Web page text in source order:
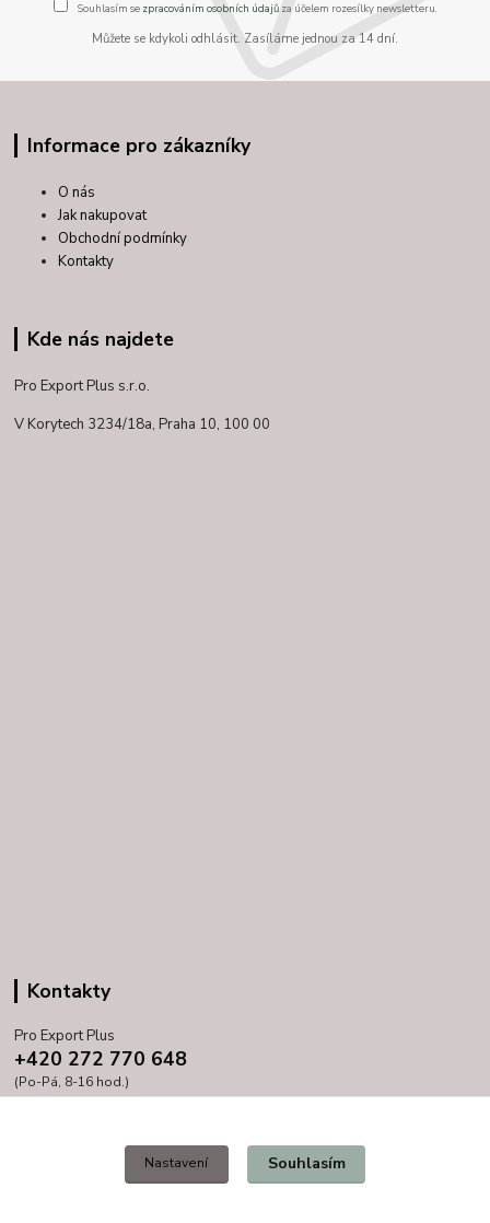
Souhlasím se zpracováním osobních údajůza účelem rozesílky newsletteru.
Můžete se kdykoli odhlásit. Zasíláme jednou za 14 dní.
Informace pro zákazníky
O nás
Jak nakupovat
Obchodní podmínky
Kontakty
Kde nás najdete
Pro Export Plus s.r.o.
V Korytech 3234/18a, Praha 10, 100 00
Kontakty
Pro Export Plus
+420 272 770 648
(Po-Pá, 8-16 hod.)
Nastavení Souhlasím